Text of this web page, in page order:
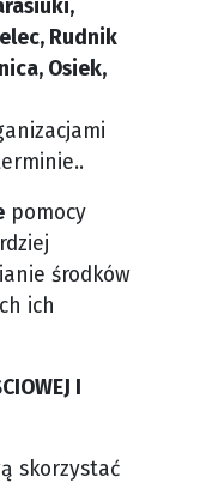
Rudnik
Osiek,
pomocy
środków
ich
I
skorzystać